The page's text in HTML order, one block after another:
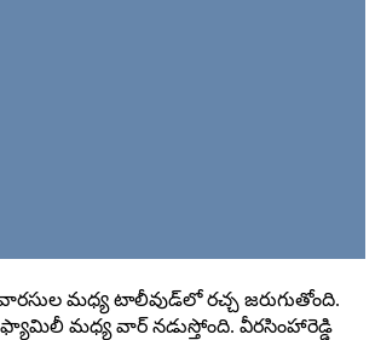
మధ్య టాలీవుడ్‌లో రచ్చ జరుగుతోంది.
మధ్య వార్ నడుస్తోంది. వీరసింహారెడ్డి